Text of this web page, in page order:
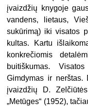
įvaizdžių knygoje
vandens, lietaus,
sukūrimą) iki visatos
kultas. Kartu
konkrečiomis
buitiškumas.
Gimdymas ir
įvaizdžių D.
„Metūges“ (1952),